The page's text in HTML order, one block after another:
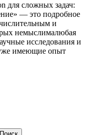
для сложных задач:
— это подробное
и
немыслималюбая
исследования и
имеющие опыт